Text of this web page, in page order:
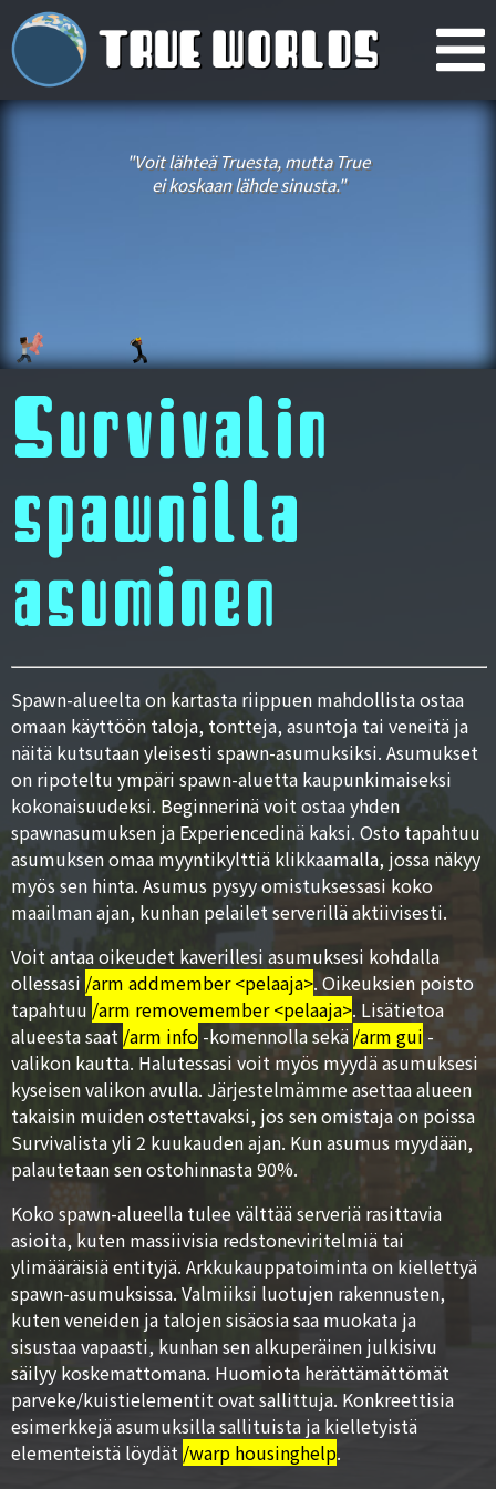
"Voit lähteä Truesta, mutta True
ei koskaan lähde sinusta."
Survivalin
spawnilla
asuminen
Spawn-alueelta on kartasta riippuen mahdollista ostaa
omaan käyttöön taloja, tontteja, asuntoja tai veneitä ja
näitä kutsutaan yleisesti spawn-asumuksiksi. Asumukset
on ripoteltu ympäri spawn-aluetta kaupunkimaiseksi
kokonaisuudeksi. Beginnerinä voit ostaa yhden
spawnasumuksen ja Experiencedinä kaksi. Osto tapahtuu
asumuksen omaa myyntikylttiä klikkaamalla, jossa näkyy
myös sen hinta. Asumus pysyy omistuksessasi koko
maailman ajan, kunhan pelailet serverillä aktiivisesti.
Voit antaa oikeudet kaverillesi asumuksesi kohdalla
ollessasi /arm addmember <pelaaja>. Oikeuksien poisto
tapahtuu /arm removemember <pelaaja>. Lisätietoa
alueesta saat /arm info -komennolla sekä /arm gui -
valikon kautta. Halutessasi voit myös myydä asumuksesi
kyseisen valikon avulla. Järjestelmämme asettaa alueen
takaisin muiden ostettavaksi, jos sen omistaja on poissa
Survivalista yli 2 kuukauden ajan. Kun asumus myydään,
palautetaan sen ostohinnasta 90%.
Koko spawn-alueella tulee välttää serveriä rasittavia
asioita, kuten massiivisia redstoneviritelmiä tai
ylimääräisiä entityjä. Arkkukauppatoiminta on kiellettyä
spawn-asumuksissa. Valmiiksi luotujen rakennusten,
kuten veneiden ja talojen sisäosia saa muokata ja
sisustaa vapaasti, kunhan sen alkuperäinen julkisivu
säilyy koskemattomana. Huomiota herättämättömät
parveke/kuistielementit ovat sallittuja. Konkreettisia
esimerkkejä asumuksilla sallituista ja kielletyistä
elementeistä löydät /warp housinghelp.